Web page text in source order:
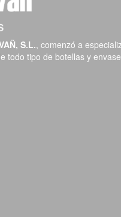
S.L., comenzó a
todo tipo de botellas y